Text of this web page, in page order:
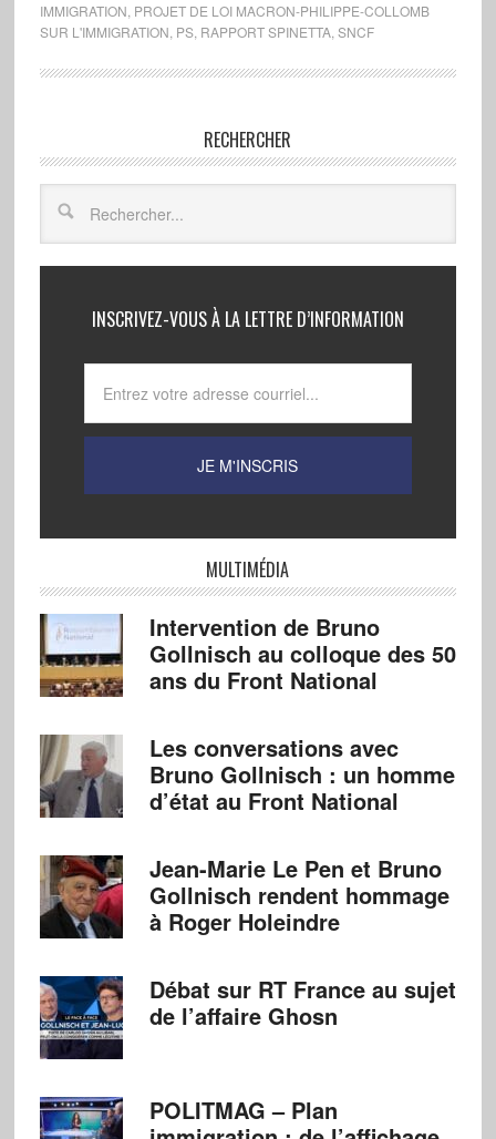
IMMIGRATION PROJET DE LOI MACRON-PHILIPPE-COLLOMB
SUR L'IMMIGRATION PS, RAPPORT SPINETTA, SNCF
RECHERCHER
INSCRIVEZ-VOUS À LA LETTRE D’INFORMATION
MULTIMÉDIA
Intervention de Bruno
Gollnisch au colloque des 50
ans du Front National
Les conversations avec
Bruno Gollnisch : un homme
d’état au Front National
Jean-Marie Le Pen et Bruno
Gollnisch rendent hommage
à Roger Holeindre
Débat sur RT France au sujet
de l’affaire Ghosn
POLITMAG – Plan